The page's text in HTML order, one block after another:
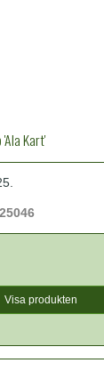
Kart'
Visa produkten